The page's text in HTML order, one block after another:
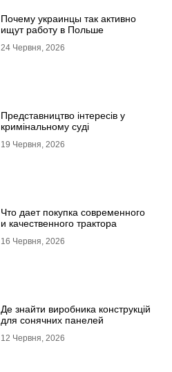
Почему украинцы так активно
ищут работу в Польше
24 Червня, 2026
Представництво інтересів у
кримінальному суді
19 Червня, 2026
Что дает покупка современного
и качественного трактора
16 Червня, 2026
Де знайти виробника конструкцій
для сонячних панелей
12 Червня, 2026